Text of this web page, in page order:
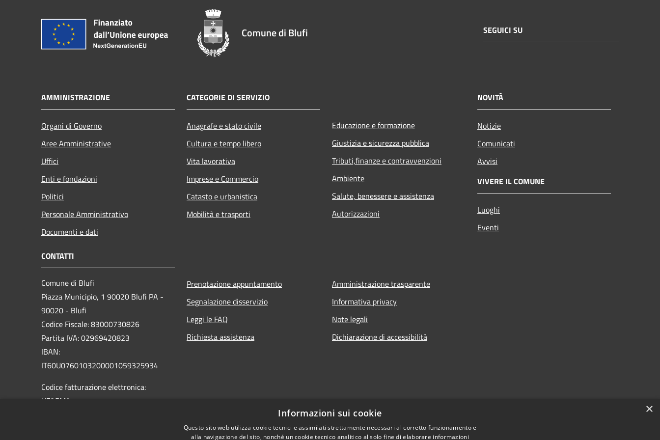
Comune di Blufi SEGUICI SU
AMMINISTRAZIONE
Organi di Governo
Aree Amministrative
Uffici
Enti e fondazioni
Politici
Personale Amministrativo
Documenti e dati
CATEGORIE DI SERVIZIO
Anagrafe e stato civile
Cultura e tempo libero
Vita lavorativa
Imprese e Commercio
Catasto e urbanistica
Mobilità e trasporti
Educazione e formazione
Giustizia e sicurezza pubblica
Tributi,finanze e contravvenzioni
Ambiente
Salute, benessere e assistenza
Autorizzazioni
NOVITÀ
Notizie
Comunicati
Avvisi
VIVERE IL COMUNE
Luoghi
Eventi
CONTATTI
Comune di Blufi
Piazza Municipio, 1 90020 Blufi PA -
90020 - Blufi
Codice Fiscale: 83000730826
Partita IVA: 02969420823
IBAN:
IT60U0760103200001059325934
Codice fatturazione elettronica:
UF8GM9
Prenotazione appuntamento
Segnalazione disservizio
Leggi le FAQ
Richiesta assistenza
Amministrazione trasparente
Informativa privacy
Note legali
Dichiarazione di accessibilità
×
Informazioni sui cookie
Questo sito web utilizza cookie tecnici e assimilati strettamente necessari al corretto funzionamento e
alla navigazione del sito, nonché un cookie tecnico analitico al solo fine di elaborare informazioni